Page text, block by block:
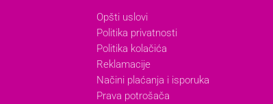
Opšti uslovi
Politika privatnosti
Politika kolačića
Reklamacije
Načini plaćanja i isporuka
Prava potrošača